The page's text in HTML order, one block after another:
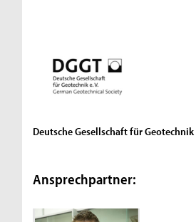
Deutsche Gesellschaft für Geotechnik
Ansprechpartner: